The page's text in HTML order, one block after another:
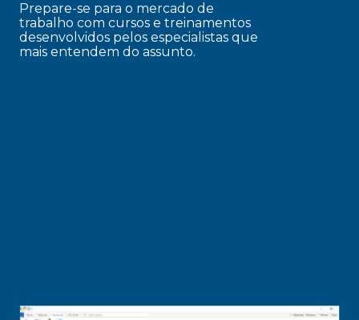
Prepare-se para o mercado de
trabalho com cursos e treinamentos
desenvolvidos pelos especialistas que
mais entendem do assunto.